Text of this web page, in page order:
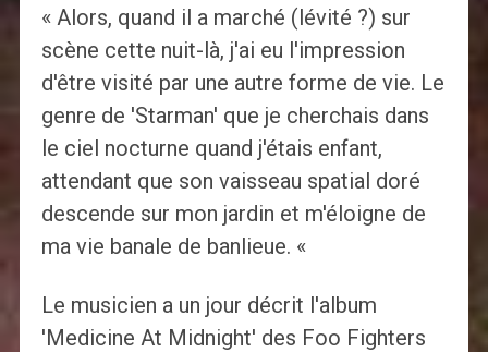
« Alors, quand il a marché (lévité ?) sur
scène cette nuit-là, j'ai eu l'impression
d'être visité par une autre forme de vie. Le
genre de 'Starman' que je cherchais dans
le ciel nocturne quand j'étais enfant,
attendant que son vaisseau spatial doré
descende sur mon jardin et m'éloigne de
ma vie banale de banlieue. «
Le musicien a un jour décrit l'album
'Medicine At Midnight' des Foo Fighters